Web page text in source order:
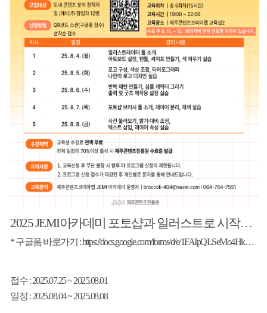
2025 JEMI아카데미 포토샵과 일러스트로 시작하는 디지털 디자인
* 구글폼 바로가기 : https://docs.google.com/forms/d/e/1FAIpQLSeMo4HkXOtYdBgGu-fB4CRYT7QWDMBM37RTtqyKn18FKqW9-A/formResponse
접수: 2025.07.25 ~ 2025.08.01
일정 : 2025.08.04 ~ 2025.08.08